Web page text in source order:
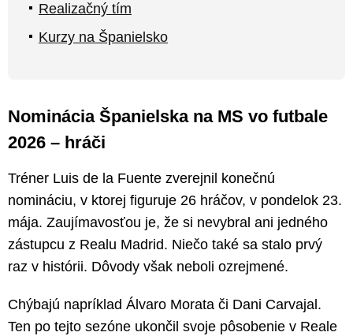
Realizačný tím
Kurzy na Španielsko
Nominácia Španielska na MS vo futbale
2026 – hráči
Tréner Luis de la Fuente zverejnil konečnú
nomináciu, v ktorej figuruje 26 hráčov, v pondelok 23.
mája. Zaujímavosťou je, že si nevybral ani jedného
zástupcu z Realu Madrid. Niečo také sa stalo prvý
raz v histórii. Dôvody však neboli ozrejmené.
Chýbajú napríklad Álvaro Morata či Dani Carvajal.
Ten po tejto sezóne ukončil svoje pôsobenie v Reale